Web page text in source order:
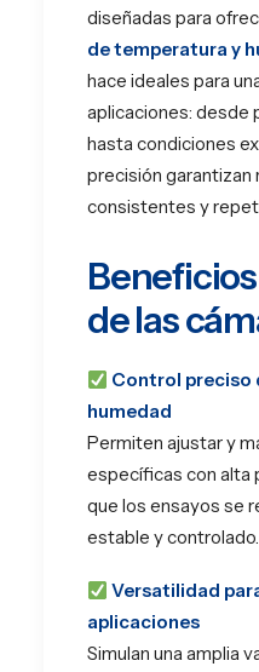
diseñadas para
de temperatura y
hace ideales para
aplicaciones: desde
hasta condiciones
precisión garantizan
consistentes y
de las
Control preciso
humedad
Permiten ajustar y
específicas con alta
que los ensayos se
estable y controlado.
Versatilidad
aplicaciones
Simulan una amplia